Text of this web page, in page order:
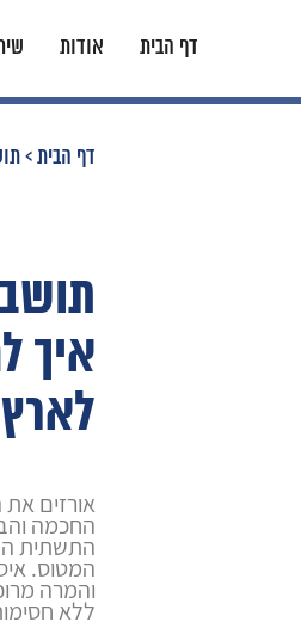
דף הבית אודות
דף הבית>
איך
אורזים
החכמה
התשתית
המטוס.
והמרה
ללא